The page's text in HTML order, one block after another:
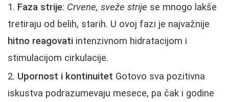
Faza strije: Crvene, sveže strije se mnogo lakše
tretiraju od belih, starih. U ovoj fazi je najvažnije
hitno reagovati intenzivnom hidratacijom i
stimulacijom cirkulacije.
Upornost i kontinuitet Gotovo sva pozitivna
iskustva podrazumevaju mesece, pa čak i godine